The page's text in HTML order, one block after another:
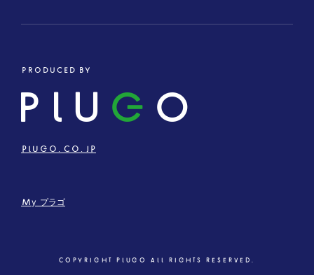
PRODUCED BY
PLU G O
PLUGO.CO.JP
My プラゴ
COPYRIGHT PLUGO ALL RIGHTS RESERVED.